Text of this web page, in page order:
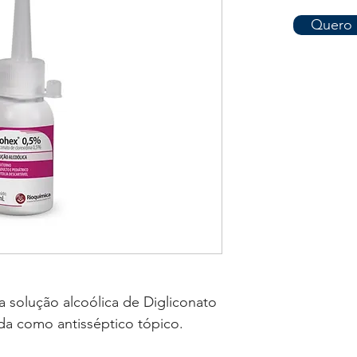
solução alcoólica de Digliconato
como antisséptico tópico.
Quero